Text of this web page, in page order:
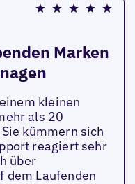
Marken
kleinen
als 20
kümmern sich
reagiert sehr
über
dem Laufenden